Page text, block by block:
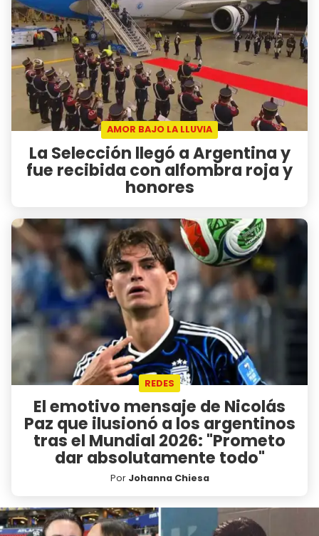
AMOR BAJO LA LLUVIA
La Selección llegó a Argentina y
fue recibida con alfombra roja y
honores
REDES
El emotivo mensaje de Nicolás
Paz que ilusionó a los argentinos
tras el Mundial 2026: "Prometo
dar absolutamente todo"
Por Johanna Chiesa